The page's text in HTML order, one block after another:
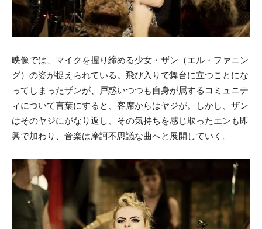
映像では、マイクを握り締める少女・ザン（エル・ファニン
グ）の姿が捉えられている。飛び入りで舞台に立つことにな
ってしまったザンが、戸惑いつつも 自身が属するコミュニテ
ィについて言葉にすると
、客席からはヤジが。しかし、 ザン
はそのヤジにがなり返し、その気持ちを感じ取ったエンも即
興で加わり、音楽は摩訶不思議な曲へと展開していく。